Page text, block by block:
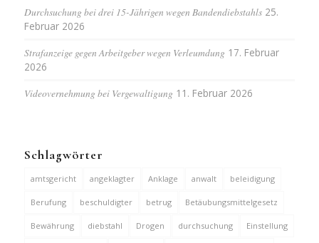
Durchsuchung bei drei 15-Jährigen wegen Bandendiebstahls 25.
Februar 2026
Strafanzeige gegen Arbeitgeber wegen Verleumdung 17. Februar
2026
Videovernehmung bei Vergewaltigung 11. Februar 2026
Schlagwörter
amtsgericht angeklagter Anklage anwalt beleidigung
Berufung beschuldigter betrug Betäubungsmittelgesetz
Bewährung diebstahl Drogen durchsuchung Einstellung